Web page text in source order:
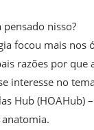
pensado nisso?
focou mais
razões por que
interesse no
Hub